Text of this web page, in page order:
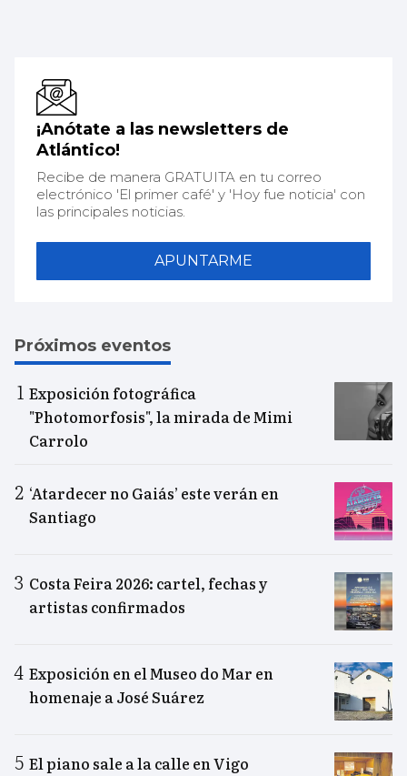
¡Anótate a las newsletters de
Atlántico!
Recibe de manera GRATUITA en tu correo
electrónico 'El primer café' y 'Hoy fue noticia' con
las principales noticias.
APUNTARME
Próximos eventos
Exposición fotográfica
"Photomorfosis", la mirada de Mimi
Carrolo
‘Atardecer no Gaiás’ este verán en
Santiago
Costa Feira 2026: cartel, fechas y
artistas confirmados
Exposición en el Museo do Mar en
homenaje a José Suárez
El piano sale a la calle en Vigo